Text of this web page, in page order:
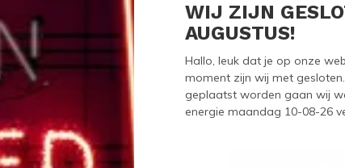
WIJ ZIJN
AUGUSTUS!
Hallo, leuk dat je op onze
moment zijn wij met
geplaatst worden gaan wij
energie maandag 10-08-26
je aan voor onze nieuwsbrief
Ontvang de nieuwste aanbiedingen en promoties